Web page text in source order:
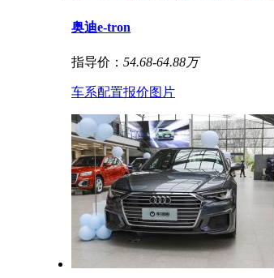
奥迪e-tron
指导价： 54.68-64.88万
车系配置报价图片